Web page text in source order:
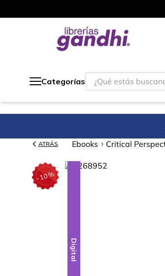
Categorías
¿Qué estás
ATRÁS Ebooks Critical
-10%
Digital